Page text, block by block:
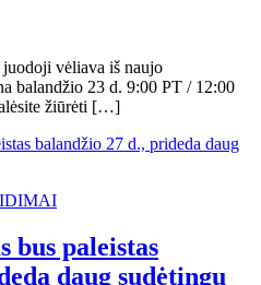
juodoji vėliava iš naujo
balandžio 23 d. 9:00 PT / 12:00
žiūrėti […]
bus paleistas
daug sudėtingų